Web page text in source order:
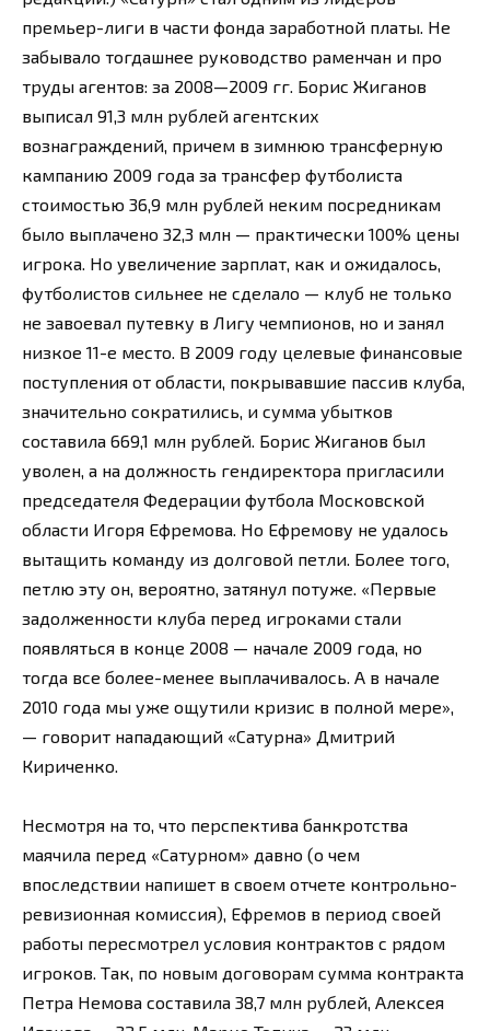
премьер-лиги в части фонда заработной платы. Не
забывало тогдашнее руководство раменчан и про
труды агентов: за 2008—2009 гг. Борис Жиганов
выписал 91,3 млн рублей агентских
вознаграждений, причем в зимнюю трансферную
кампанию 2009 года за трансфер футболиста
стоимостью 36,9 млн рублей неким посредникам
было выплачено 32,3 млн — практически 100% цены
игрока. Но увеличение зарплат, как и ожидалось,
футболистов сильнее не сделало — клуб не только
не завоевал путевку в Лигу чемпионов, но и занял
низкое 11-е место. В 2009 году целевые финансовые
поступления от области, покрывавшие пассив клуба,
значительно сократились, и сумма убытков
составила 669,1 млн рублей. Борис Жиганов был
уволен, а на должность гендиректора пригласили
председателя Федерации футбола Московской
области Игоря Ефремова. Но Ефремову не удалось
вытащить команду из долговой петли. Более того,
петлю эту он, вероятно, затянул потуже. «Первые
задолженности клуба перед игроками стали
появляться в конце 2008 — начале 2009 года, но
тогда все более-менее выплачивалось. А в начале
2010 года мы уже ощутили кризис в полной мере»,
— говорит нападающий «Сатурна» Дмитрий
Кириченко.
Несмотря на то, что перспектива банкротства
маячила перед «Сатурном» давно (о чем
впоследствии напишет в своем отчете контрольно-
ревизионная комиссия), Ефремов в период своей
работы пересмотрел условия контрактов с рядом
игроков. Так, по новым договорам сумма контракта
Петра Немова составила 38,7 млн рублей, Алексея